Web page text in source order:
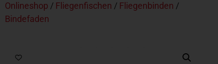
Onlineshop / Fliegenfischen / Fliegenbinden /
Bindefaden